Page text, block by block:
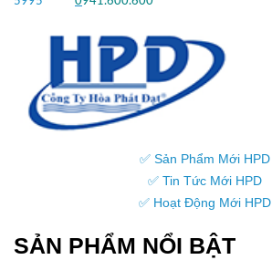
✅ Sản Phẩm Mới HPD
✅ Tin Tức Mới HPD
✅ Hoạt Động Mới HPD
SẢN PHẨM NỔI BẬT